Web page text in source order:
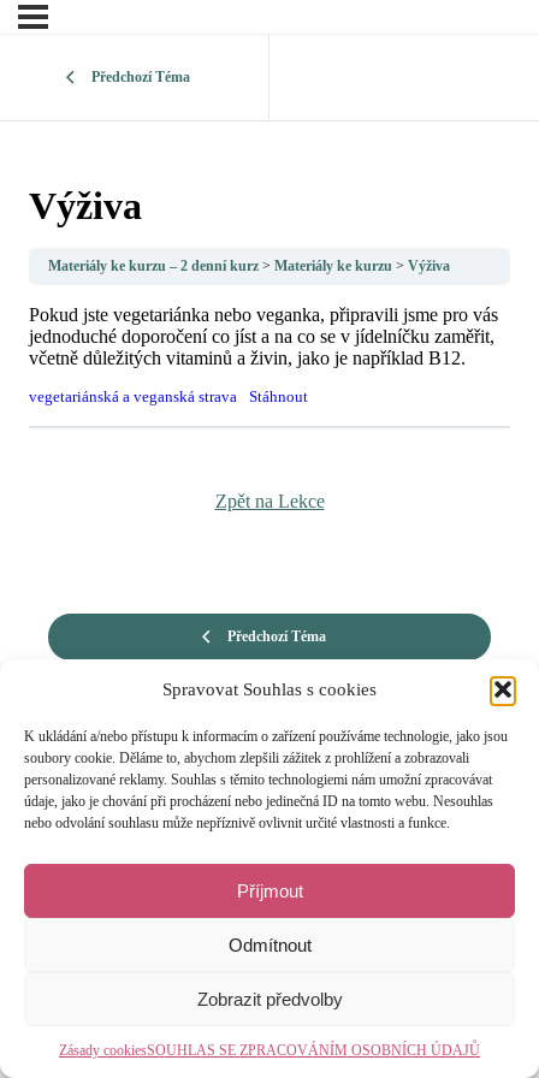
Spravovat Souhlas s cookies
K ukládání a/nebo přístupu k informacím o zařízení používáme technologie, jako jsou
soubory cookie. Děláme to, abychom zlepšili zážitek z prohlížení a zobrazovali
personalizované reklamy. Souhlas s těmito technologiemi nám umožní zpracovávat
údaje, jako je chování při procházení nebo jedinečná ID na tomto webu. Nesouhlas
nebo odvolání souhlasu může nepříznivě ovlivnit určité vlastnosti a funkce.
Příjmout
Odmítnout
Zobrazit předvolby
Zásady cookiesSOUHLAS SE ZPRACOVÁNÍM OSOBNÍCH ÚDAJŮ
Předchozí Téma
Výživa
Materiály ke kurzu – 2 denní kurz Materiály ke kurzu Výživa
Pokud jste vegetariánka nebo veganka, připravili jsme pro vás
jednoduché doporočení co jíst a na co se v jídelníčku zaměřit,
včetně důležitých vitaminů a živin, jako je například B12.
vegetariánská a veganská strava Stáhnout
Předchozí Téma
Zpět na Lekce